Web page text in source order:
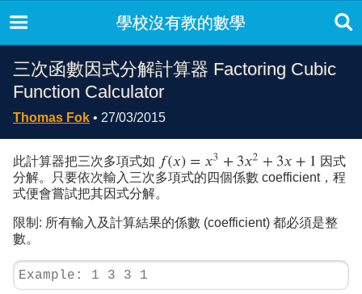
學校沒有教的數學
三次函數因式分解計算器 Factoring Cubic
Function Calculator
Thomas Fok • 27/03/2015
此計算器把三次多項式如
因式
分解。只要依次輸入三次多項式的四個係數 coefficient，程
式便會嘗試把其因式分解。
限制: 所有輸入及計算結果的係數 (coefficient) 都必須是整
數。